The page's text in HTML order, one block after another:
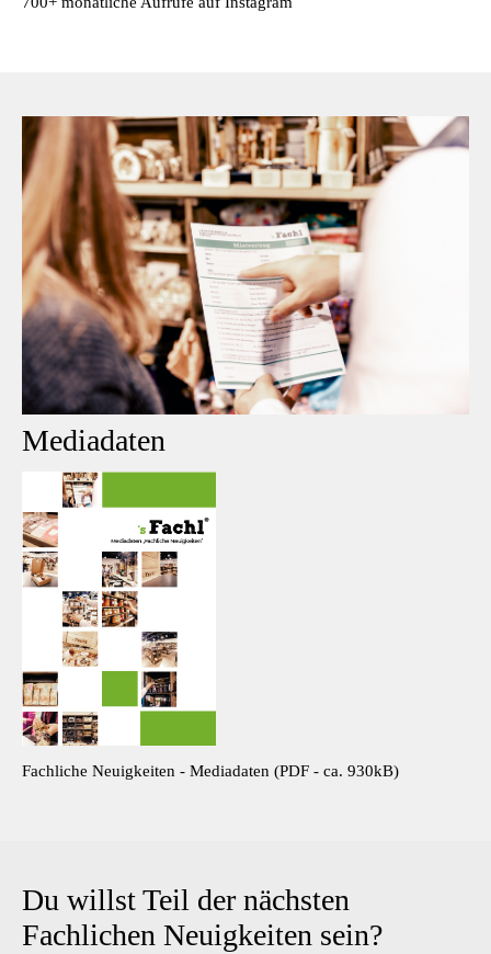
Mediadaten
Fachliche Neuigkeiten - Mediadaten (PDF - ca. 930kB)
Du willst Teil der nächsten
Fachlichen Neuigkeiten sein?